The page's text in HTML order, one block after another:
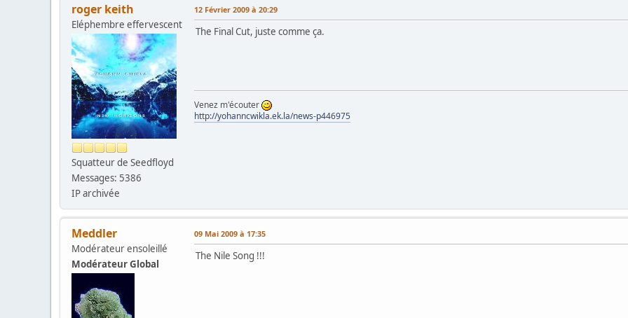
roger keith
Eléphembre effervescent
Squatteur de Seedfloyd
Messages: 5386
IP archivée
12 Février 2009 à 20:29
The Final Cut, juste comme ça.
Venez m'écouter
http://yohanncwikla.ek.la/news-p446975
Meddler
Modérateur ensoleillé
Modérateur Global
09 Mai 2009 à 17:35
The Nile Song !!!